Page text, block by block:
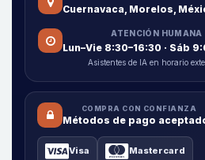
Cuernavaca, Morelos,
ATENCIÓN HUMANA
Lun–Vie 8:30–16:30 · Sáb
Asistentes de IA en horario
COMPRA CON CONFIANZA
Métodos de pago
Visa Mastercard